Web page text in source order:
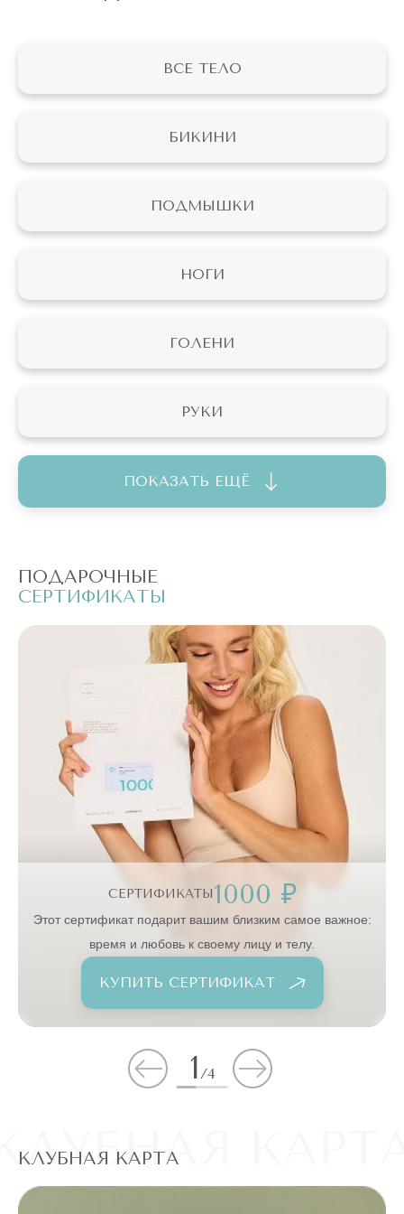
ВСЕ ТЕЛО
БИКИНИ
ПОДМЫШКИ
НОГИ
ГОЛЕНИ
РУКИ
ПОКАЗАТЬ ЕЩЁ
ПОДАРОЧНЫЕ
СЕРТИФИКАТЫ
СЕРТИФИКАТЫ1000 ₽
Этот сертификат подарит вашим близким самое важное:
время и любовь к своему лицу и телу.
КУПИТЬ СЕРТИФИКАТ
1/4
КЛУБНАЯ КАРТА